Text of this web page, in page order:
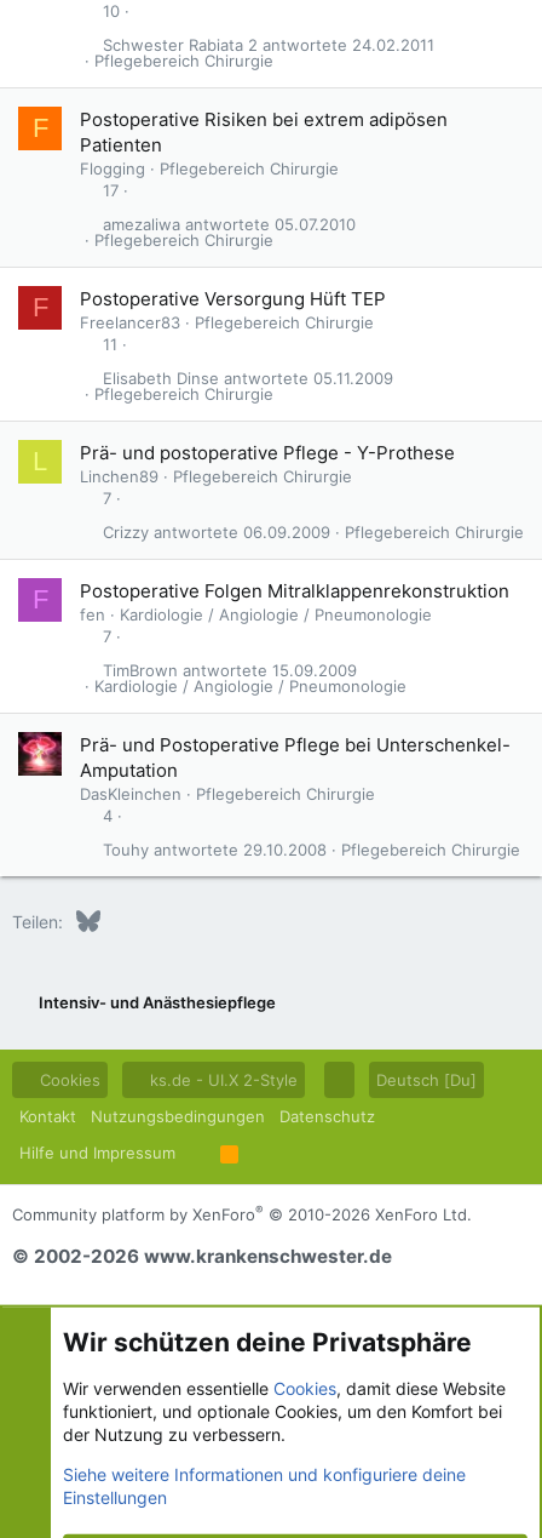
10
Pflegebereich Chirurgie
24.02.2011
Schwester Rabiata 2
F
Postoperative Risiken bei extrem adipösen
Patienten
Flogging
Pflegebereich Chirurgie
17
Pflegebereich Chirurgie
05.07.2010
amezaliwa
F Postoperative Versorgung Hüft TEP
Freelancer83
Pflegebereich Chirurgie
11
Pflegebereich Chirurgie
05.11.2009
Elisabeth Dinse
L Prä- und postoperative Pflege - Y-Prothese
Linchen89
Pflegebereich Chirurgie
7
Pflegebereich Chirurgie
06.09.2009
Crizzy
F Postoperative Folgen Mitralklappenrekonstruktion
fen
Kardiologie / Angiologie / Pneumonologie
7
Kardiologie / Angiologie / Pneumonologie
15.09.2009
TimBrown
Prä- und Postoperative Pflege bei Unterschenkel-
Amputation
DasKleinchen
Pflegebereich Chirurgie
4
Pflegebereich Chirurgie
29.10.2008
Touhy
Teilen: Bluesky
Intensiv- und Anästhesiepflege
Cookies ks.de - UI.X 2-Style
Deutsch [Du]
Kontakt
Nutzungsbedingungen
Datenschutz
Hilfe und Impressum
R
S
S
Community platform by XenForo® © 2010-2026 XenForo Ltd.
© 2002-2026 www.krankenschwester.de
Wir schützen deine Privatsphäre
Wir verwenden essentielle Cookies, damit diese Website
funktioniert, und optionale Cookies, um den Komfort bei
der Nutzung zu verbessern.
Siehe weitere Informationen und konfiguriere deine
Einstellungen